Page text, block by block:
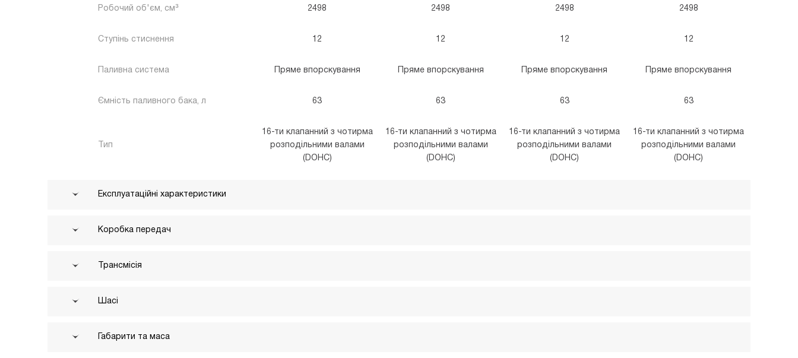
Робочий об'єм, см³ 2498 2498 2498 2498
Ступінь стиснення 12 12 12 12
Паливна система Пряме впорскування Пряме впорскування Пряме впорскування Пряме впорскування
Ємність паливного бака, л 63 63 63 63
Тип
16-ти клапанний з чотирма
розподільними валами
(DOHC)
16-ти клапанний з чотирма
розподільними валами
(DOHC)
16-ти клапанний з чотирма
розподільними валами
(DOHC)
16-ти клапанний з чотирма
розподільними валами
(DOHC)
Експлуатаційні характеристики
Коробка передач
Трансмісія
Шасі
Габарити та маса